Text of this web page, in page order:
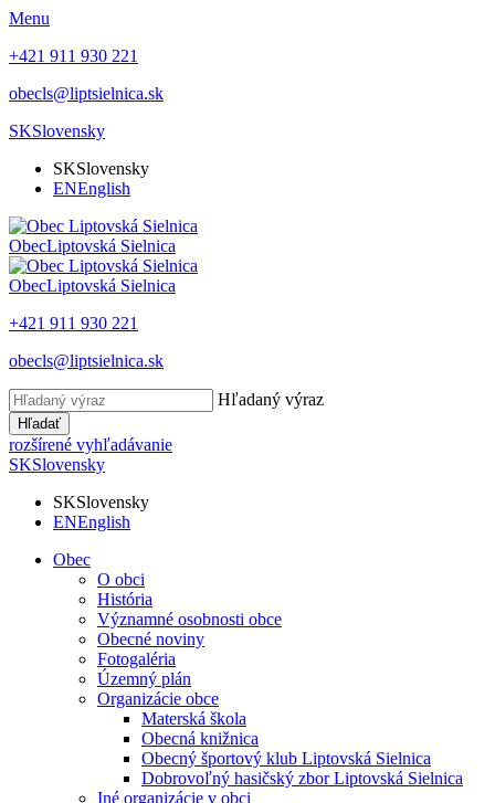
Menu
+421 911 930 221
obecls@liptsielnica.sk
SKSlovensky
SKSlovensky
ENEnglish
ObecLiptovská Sielnica
ObecLiptovská Sielnica
+421 911 930 221
obecls@liptsielnica.sk
Hľadaný výraz
Hľadať
rozšírené vyhľadávanie
SKSlovensky
SKSlovensky
ENEnglish
Obec
O obci
História
Významné osobnosti obce
Obecné noviny
Fotogaléria
Územný plán
Organizácie obce
Materská škola
Obecná knižnica
Obecný športový klub Liptovská Sielnica
Dobrovoľný hasičský zbor Liptovská Sielnica
Iné organizácie v obci